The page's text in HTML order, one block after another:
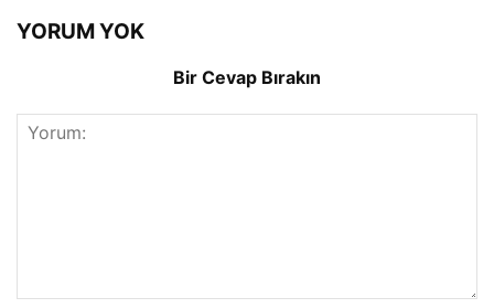
YORUM YOK
Bir Cevap Bırakın